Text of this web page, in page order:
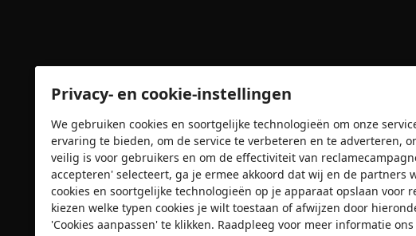
Veiligheidscertificaten
Privacy- en cookie-instellingen
We gebruiken cookies en soortgelijke technologieën om onze
ervaring te bieden, om de service te verbeteren en te adverteren,
veilig is voor gebruikers en om de effectiviteit van
accepteren' selecteert, ga je ermee akkoord dat wij en de partners
cookies en soortgelijke technologieën op je apparaat opslaan voor
kiezen welke typen cookies je wilt toestaan of afwijzen door
'Cookies aanpassen' te klikken. Raadpleeg voor meer informatie ons